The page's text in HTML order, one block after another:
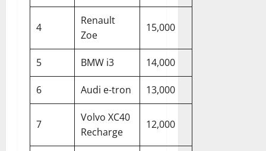
4
Renault
Zoe
15,000
5 BMW i3 14,000
6 Audi e-tron 13,000
7
Volvo XC40
Recharge
12,000